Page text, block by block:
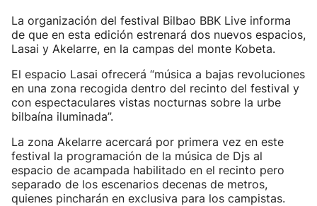
La organización del festival Bilbao BBK Live informa
de que en esta edición estrenará dos nuevos espacios,
Lasai y Akelarre, en la campas del monte Kobeta.
El espacio Lasai ofrecerá “música a bajas revoluciones
en una zona recogida dentro del recinto del festival y
con espectaculares vistas nocturnas sobre la urbe
bilbaína iluminada”.
La zona Akelarre acercará por primera vez en este
festival la programación de la música de Djs al
espacio de acampada habilitado en el recinto pero
separado de los escenarios decenas de metros,
quienes pincharán en exclusiva para los campistas.